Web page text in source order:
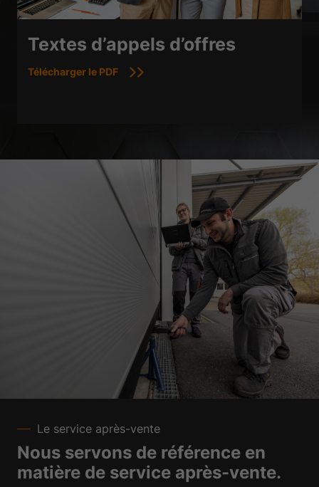
Textes d’appels d’offres
Télécharger le PDF
Le service après-vente
Nous servons de référence en
matière de service après-vente.